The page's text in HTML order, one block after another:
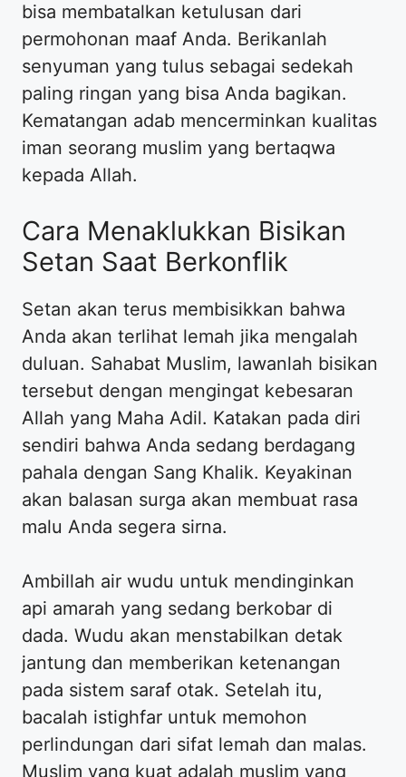
bisa membatalkan ketulusan dari
permohonan maaf Anda. Berikanlah
senyuman yang tulus sebagai sedekah
paling ringan yang bisa Anda bagikan.
Kematangan adab mencerminkan kualitas
iman seorang muslim yang bertaqwa
kepada Allah.
Cara Menaklukkan Bisikan
Setan Saat Berkonflik
Setan akan terus membisikkan bahwa
Anda akan terlihat lemah jika mengalah
duluan. Sahabat Muslim, lawanlah bisikan
tersebut dengan mengingat kebesaran
Allah yang Maha Adil. Katakan pada diri
sendiri bahwa Anda sedang berdagang
pahala dengan Sang Khalik. Keyakinan
akan balasan surga akan membuat rasa
malu Anda segera sirna.
Ambillah air wudu untuk mendinginkan
api amarah yang sedang berkobar di
dada. Wudu akan menstabilkan detak
jantung dan memberikan ketenangan
pada sistem saraf otak. Setelah itu,
bacalah istighfar untuk memohon
perlindungan dari sifat lemah dan malas.
Muslim yang kuat adalah muslim yang